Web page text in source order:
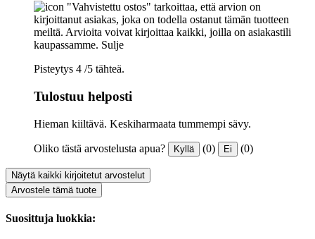
"Vahvistettu ostos" tarkoittaa, että arvion on
kirjoittanut asiakas, joka on todella ostanut tämän tuotteen
meiltä. Arvioita voivat kirjoittaa kaikki, joilla on asiakastili
kaupassamme. Sulje
Pisteytys 4 /5 tähteä.
Tulostuu helposti
Hieman kiiltävä. Keskiharmaata tummempi sävy.
Oliko tästä arvostelusta apua? Kyllä (0) Ei (0)
Näytä kaikki kirjoitetut arvostelut
Arvostele tämä tuote
Suosittuja luokkia: